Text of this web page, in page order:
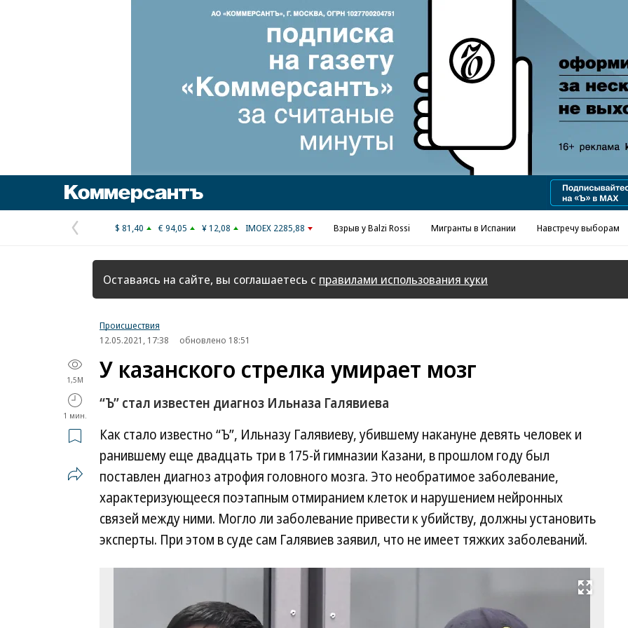
Реклама в «Ъ» www.kommersant.ru/ad
Предыдущая
страница
$ 81,40 € 94,05 ¥ 12,08 IMOEX 2285,88 Взрыв у Balzi Rossi Мигранты в Испании Навстречу выборам
Оставаясь на сайте, вы соглашаетесь с правилами использования куки
Происшествия
12.05.2021, 17:38
обновлено 18:51
1,5M
1 мин.
У казанского стрелка умирает мозг
“Ъ” стал известен диагноз Ильназа Галявиева
Как стало известно “Ъ”, Ильназу Галявиеву, убившему накануне девять человек и
ранившему еще двадцать три в 175-й гимназии Казани, в прошлом году был
поставлен диагноз атрофия головного мозга. Это необратимое заболевание,
характеризующееся поэтапным отмиранием клеток и нарушением нейронных
связей между ними. Могло ли заболевание привести к убийству, должны установить
эксперты. При этом в суде сам Галявиев заявил, что не имеет тяжких заболеваний.
Развернуть на весь экран